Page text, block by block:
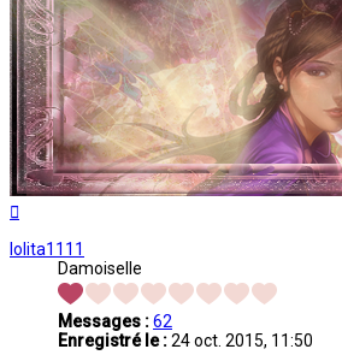
lolita1111
Damoiselle
Messages :62
Enregistré le :24 oct. 2015, 11:50